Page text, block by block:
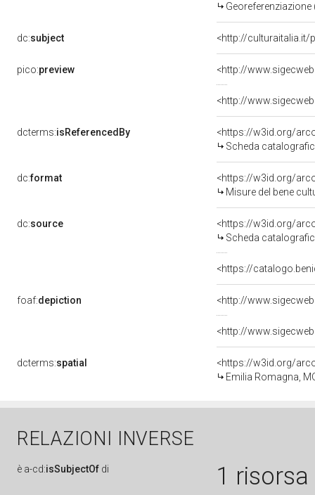
dc:subject <http://culturaitalia.it/
pico:preview
dcterms:isReferencedBy
<https://w3id.org/
Scheda
dc:format
<https://w3id.org/
Misure del bene
dc:source
<https://w3id.org/
Scheda
<https://
foaf:depiction
dcterms:spatial
<https://w3id.org/
Emilia Romagna,
RELAZIONI INVERSE
è a-cd:isSubjectOf di 1 risorsa